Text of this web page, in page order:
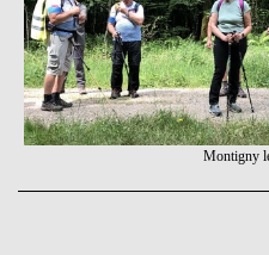
Montigny